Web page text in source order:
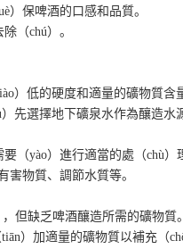
保啤酒的口感和品質。
（chú）。
低的硬度和適量的礦物質含
選擇地下礦泉水作為釀造水
yào）進行適當的處（chù）
物質、調節水質等。
缺乏啤酒釀造所需的礦物質。
加適量的礦物質以補充（